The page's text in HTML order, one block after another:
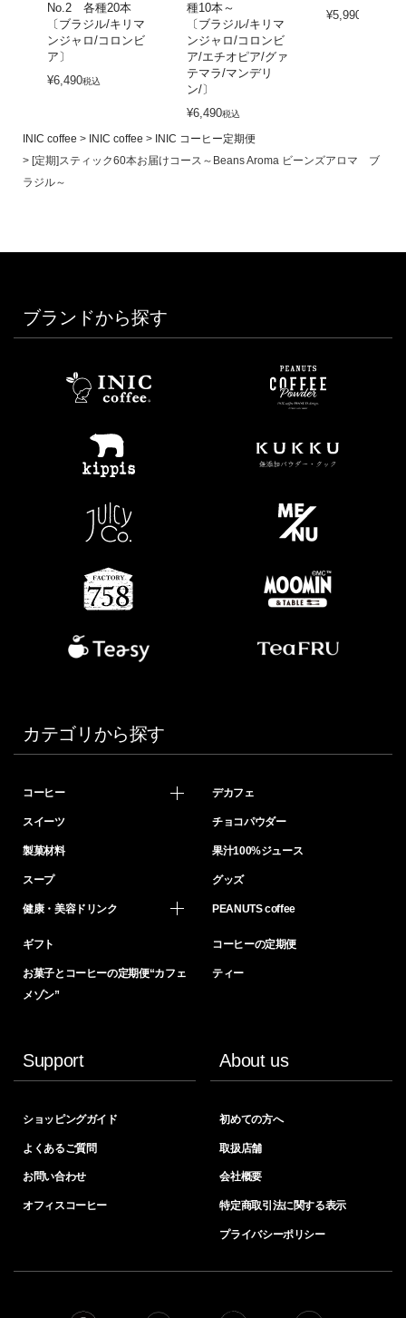
No.2 各種20本
〔ブラジル/キリマ
ンジャロ/コロンビ
ア〕
¥6,490税込
種10本～
〔ブラジル/キリマ
ンジャロ/コロンビ
ア/エチオピア/グァ
テマラ/マンデリ
ン/〕
¥6,490税込
¥5,990
INIC coffee INIC coffee
INIC コーヒー定期便
[定期]スティック60本お届けコース～Beans Aroma ビーンズアロマ ブ
ラジル～
ブランドから探す
カテゴリから探す
コーヒー デカフェ
スイーツ チョコパウダー
製菓材料 果汁100%ジュース
スープ グッズ
健康・美容ドリンク PEANUTS coffee
ギフト コーヒーの定期便
お菓子とコーヒーの定期便“カフェ
メゾン”
ティー
Support
ショッピングガイド
よくあるご質問
お問い合わせ
オフィスコーヒー
About us
初めての方へ
取扱店舗
会社概要
特定商取引法に関する表示
プライバシーポリシー